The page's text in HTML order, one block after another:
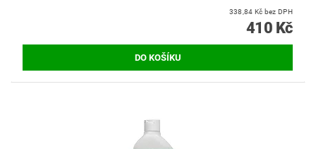
338,84 Kč bez DPH
410 Kč